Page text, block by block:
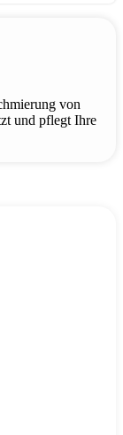
von
und pflegt Ihre